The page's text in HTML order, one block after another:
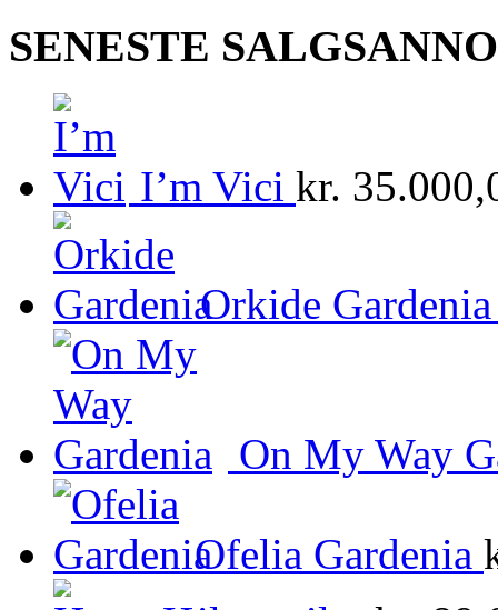
SENESTE
I’m Vici kr.
Orkide Gardenia
On My Way
Ofelia Gardenia